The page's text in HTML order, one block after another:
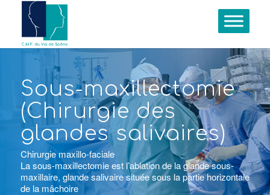
Sous-maxillectomie
(Chirurgie des
glandes salivaires)
Chirurgie maxillo-faciale
La sous-maxillectomie est l’ablation de la glande sous-
maxillaire, glande salivaire située sous la partie horizontale
de la mâchoire